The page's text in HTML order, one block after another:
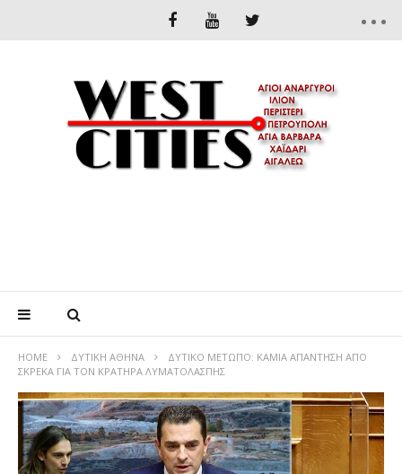
HOME ΔΥΤΙΚΉ ΑΘΉΝΑ
ΔΥΤΙΚΌ ΜΈΤΩΠΟ: ΚΑΜΙΆ ΑΠΆΝΤΗΣΗ ΑΠΌ
ΣΚΡΈΚΑ ΓΙΑ ΤΟΝ ΚΡΑΤΉΡΑ ΛΥΜΑΤΟΛΆΣΠΗΣ